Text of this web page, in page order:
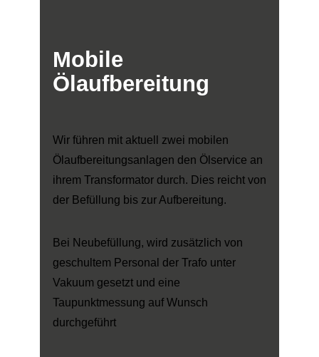
Mobile
Ölaufbereitung
Wir führen mit aktuell zwei mobilen
Ölaufbereitungsanlagen den Ölservice an
ihrem Transformator durch. Dies reicht von
der Befüllung bis zur Aufbereitung.
Bei Neubefüllung, wird zusätzlich von
geschultem Personal der Trafo unter
Vakuum gesetzt und eine
Taupunktmessung auf Wunsch
durchgeführt